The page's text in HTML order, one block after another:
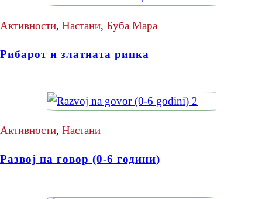
Активности, Настани, Буба Мара
Рибарот и златната рипка
Активности, Настани
Развој на говор (0-6 години)